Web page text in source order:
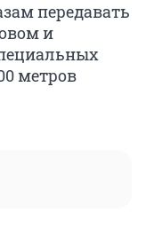
передавать
и
метров